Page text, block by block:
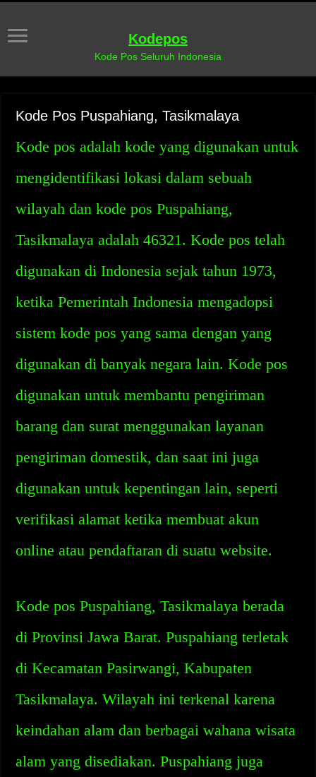
Kodepos
Kode Pos Seluruh Indonesia
Kode Pos Puspahiang, Tasikmalaya
Kode pos adalah kode yang digunakan untuk
mengidentifikasi lokasi dalam sebuah
wilayah dan kode pos Puspahiang,
Tasikmalaya adalah 46321. Kode pos telah
digunakan di Indonesia sejak tahun 1973,
ketika Pemerintah Indonesia mengadopsi
sistem kode pos yang sama dengan yang
digunakan di banyak negara lain. Kode pos
digunakan untuk membantu pengiriman
barang dan surat menggunakan layanan
pengiriman domestik, dan saat ini juga
digunakan untuk kepentingan lain, seperti
verifikasi alamat ketika membuat akun
online atau pendaftaran di suatu website.
Kode pos Puspahiang, Tasikmalaya berada
di Provinsi Jawa Barat. Puspahiang terletak
di Kecamatan Pasirwangi, Kabupaten
Tasikmalaya. Wilayah ini terkenal karena
keindahan alam dan berbagai wahana wisata
alam yang disediakan. Puspahiang juga